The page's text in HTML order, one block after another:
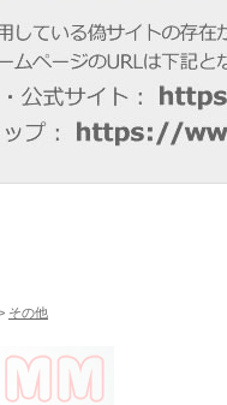
その他